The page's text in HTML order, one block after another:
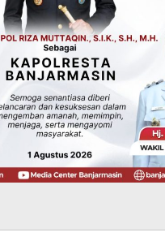
DPRD Balangan,
Perkuat